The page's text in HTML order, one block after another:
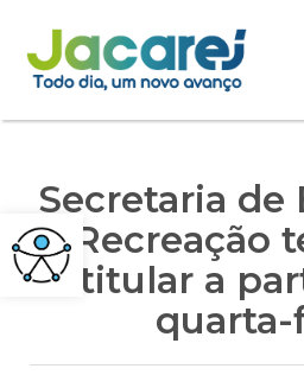
Pular
para
o
Secretaria de
Recreação
titular a
quarta-